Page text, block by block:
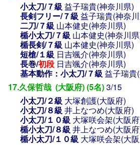
小太刀/７級 益子瑞貴(神奈川県)
長剣フリー/７級 益子瑞貴(神奈
二刀/７級 山本健史(神奈川県)
楯小太刀/７級 山本健史(神奈川
楯長剣/７級 山本健史(神奈川県)
短槍/１級 日吉颯介(神奈川県)
長巻/初段 日吉颯介(神奈川県)
基本動作：小太刀/７級 益子瑞貴
17.久保哲哉 (大阪府) (5名)3/15
小太刀/２級 大塚創護(大阪府)
小太刀/８級 井上なつめ(大阪府)
小太刀/１０級 大塚咲会架(大阪
楯小太刀/８級 井上なつめ(大阪
楯小太刀/１０級 大塚咲会架(大